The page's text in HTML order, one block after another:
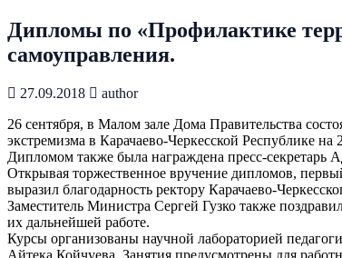
Дипломы по «Профилактике
самоуправления.
27.09.2018
author
26 сентября, в Малом зале Дома Правительства
экстремизма в Карачаево-Черкесской Республике на
Дипломом также была награждена пресс-секретарь
Открывая торжественное вручение дипломов,
выразил благодарность ректору Карачаево-
Заместитель Министра Сергей Гузко также
их дальнейшей работе.
Курсы организованы научной лабораторией
Айтека Койчуева. Занятия предусмотрены для